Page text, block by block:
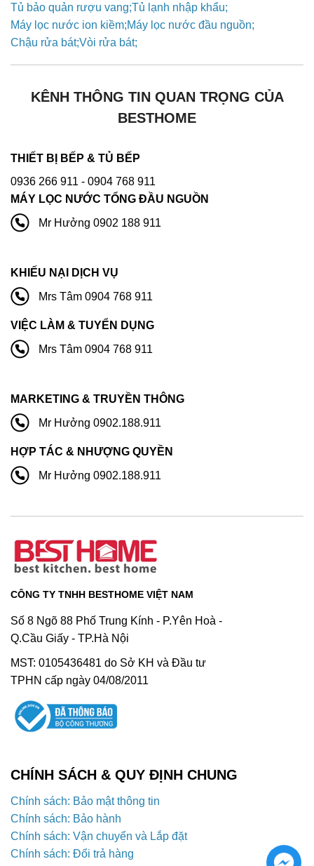
Tủ bảo quản rượu vang Tủ lạnh nhập khẩu
Máy lọc nước ion kiềm Máy lọc nước đầu nguồn
Chậu rửa bát Vòi rửa bát
KÊNH THÔNG TIN QUAN TRỌNG CỦA
BESTHOME
THIẾT BỊ BẾP & TỦ BẾP
0936 266 911 - 0904 768 911
MÁY LỌC NƯỚC TỔNG ĐẦU NGUỒN
Mr Hưởng 0902 188 911
KHIẾU NẠI DỊCH VỤ
Mrs Tâm 0904 768 911
VIỆC LÀM & TUYỂN DỤNG
Mrs Tâm 0904 768 911
MARKETING & TRUYỀN THÔNG
Mr Hưởng 0902.188.911
HỢP TÁC & NHƯỢNG QUYỀN
Mr Hưởng 0902.188.911
CÔNG TY TNHH BESTHOME VIỆT NAM
Số 8 Ngõ 88 Phố Trung Kính - P.Yên Hoà -
Q.Cầu Giấy - TP.Hà Nội
MST: 0105436481 do Sở KH và Đầu tư
TPHN cấp ngày 04/08/2011
CHÍNH SÁCH & QUY ĐỊNH CHUNG
Chính sách: Bảo mật thông tin
Chính sách: Bảo hành
Chính sách: Vận chuyển và Lắp đặt
Chính sách: Đổi trả hàng